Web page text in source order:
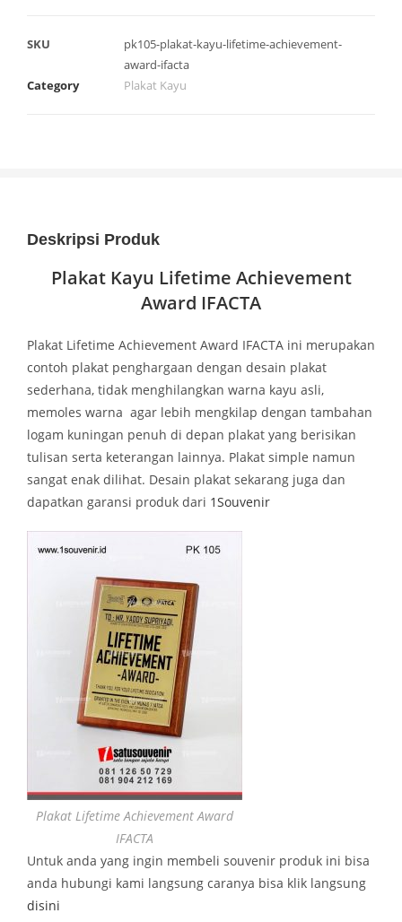
SKU
pk105-plakat-kayu-lifetime-achievement-
award-ifacta
Category
Plakat Kayu
Deskripsi Produk
Plakat Kayu Lifetime Achievement
Award IFACTA
Plakat Lifetime Achievement Award IFACTA ini merupakan
contoh plakat penghargaan dengan desain plakat
sederhana, tidak menghilangkan warna kayu asli,
memoles warna agar lebih mengkilap dengan tambahan
logam kuningan penuh di depan plakat yang berisikan
tulisan serta keterangan lainnya. Plakat simple namun
sangat enak dilihat. Desain plakat sekarang juga dan
dapatkan garansi produk dari 1Souvenir
Plakat Lifetime Achievement Award
IFACTA
Untuk anda yang ingin membeli souvenir produk ini bisa
anda hubungi kami langsung caranya bisa klik langsung
disini